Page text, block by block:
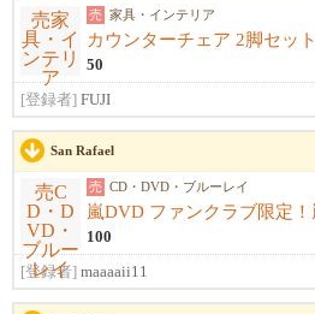
売 家具・インテリア
カウンターチェア 2脚セット
50
[登録者] FUJI
San Rafael
売 CD・DVD・ブルーレイ
100
[登録者] maaaaii11